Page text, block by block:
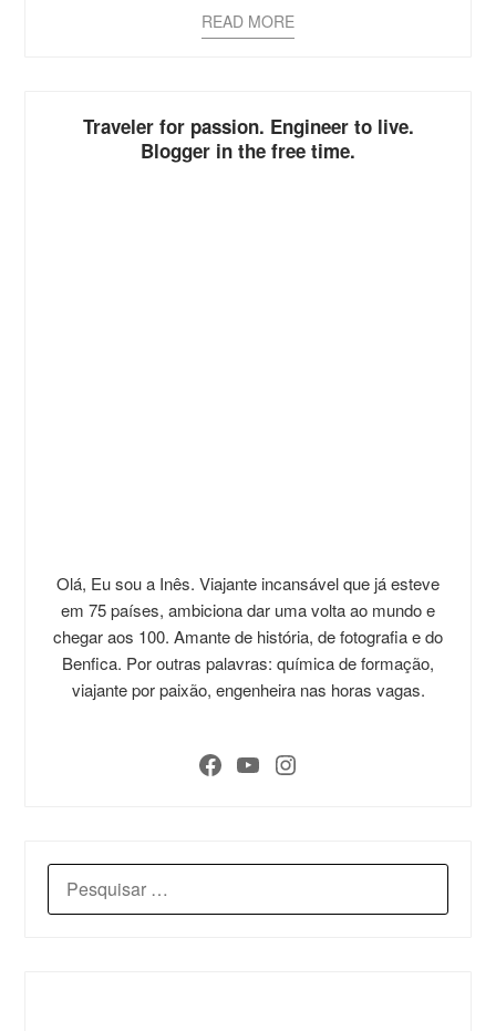
READ MORE
Traveler for passion. Engineer to live.
Blogger in the free time.
Olá, Eu sou a Inês. Viajante incansável que já esteve
em 75 países, ambiciona dar uma volta ao mundo e
chegar aos 100. Amante de história, de fotografia e do
Benfica. Por outras palavras: química de formação,
viajante por paixão, engenheira nas horas vagas.